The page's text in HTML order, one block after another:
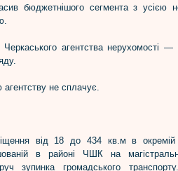
бюджетнішого сегмента з усією
агентства нерухомості —
агентству не сплачує.
від 18 до 434 кв.м в окремій
в районі ЧШК на
зупинка громадського